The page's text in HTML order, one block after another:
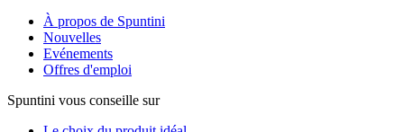
À propos de Spuntini
Nouvelles
Evénements
Offres d'emploi
Spuntini vous conseille sur